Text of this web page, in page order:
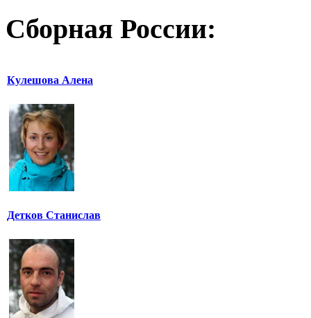
Сборная России:
Кулешова Алена
Детков Станислав